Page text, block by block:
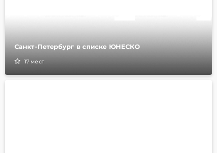
Санкт-Петербург в списке ЮНЕСКО
17 мест